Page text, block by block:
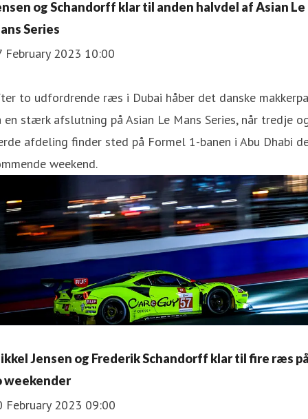
og Schandorff klar til anden halvdel af Asian Le
Series
February 2023 10:00
to udfordrende ræs i Dubai håber det danske
en stærk afslutning på Asian Le Mans Series, når tredje
afdeling finder sted på Formel 1-banen i Abu Dhabi
weekend.
Jensen og Frederik Schandorff klar til fire ræs
weekender
February 2023 09:00